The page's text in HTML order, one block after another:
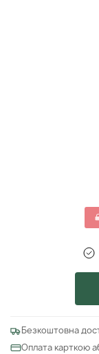
Безкоштовна
Оплата карткою